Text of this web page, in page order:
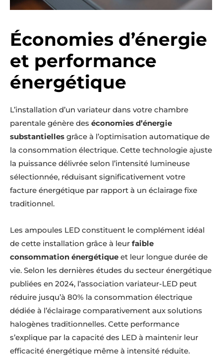
Économies d’énergie
et performance
énergétique
L’installation d’un variateur dans votre chambre
parentale génère des économies d’énergie
substantielles grâce à l’optimisation automatique de
la consommation électrique. Cette technologie ajuste
la puissance délivrée selon l’intensité lumineuse
sélectionnée, réduisant significativement votre
facture énergétique par rapport à un éclairage fixe
traditionnel.
Les ampoules LED constituent le complément idéal
de cette installation grâce à leur faible
consommation énergétique et leur longue durée de
vie. Selon les dernières études du secteur énergétique
publiées en 2024, l’association variateur-LED peut
réduire jusqu’à 80% la consommation électrique
dédiée à l’éclairage comparativement aux solutions
halogènes traditionnelles. Cette performance
s’explique par la capacité des LED à maintenir leur
efficacité énergétique même à intensité réduite.